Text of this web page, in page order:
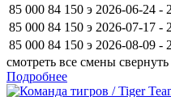
85 000 84 150 э 2026-06-24 -
85 000 84 150 э 2026-07-17 -
85 000 84 150 э 2026-08-09 -
смотреть все смены свернуть
Подробнее